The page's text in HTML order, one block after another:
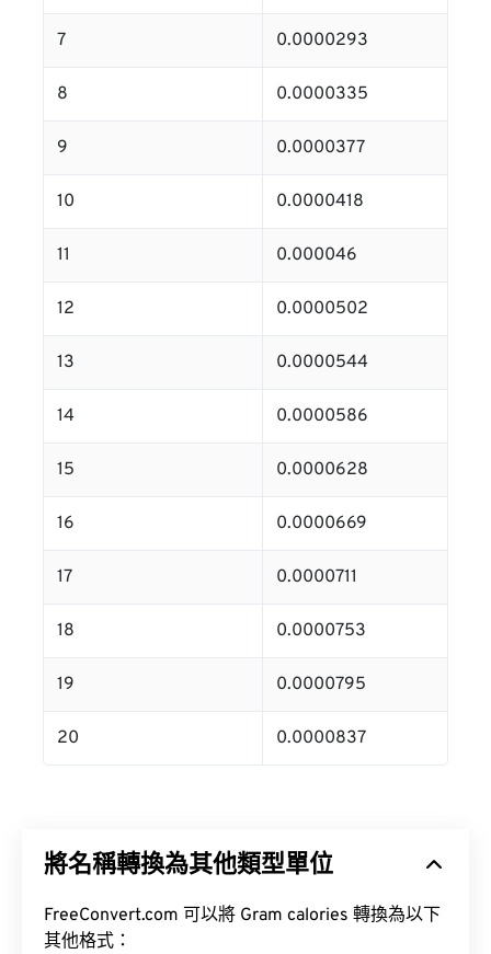
7 0.0000293
8 0.0000335
9 0.0000377
10 0.0000418
11 0.000046
12 0.0000502
13 0.0000544
14 0.0000586
15 0.0000628
16 0.0000669
17 0.0000711
18 0.0000753
19 0.0000795
20 0.0000837
將名稱轉換為其他類型單位
FreeConvert.com 可以將 Gram calories 轉換為以下
其他格式：